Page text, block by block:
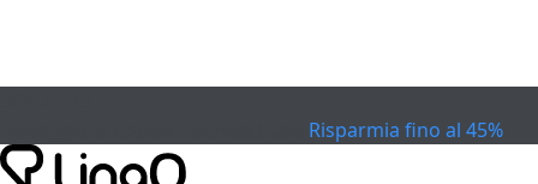
Risparmia fino al 45%